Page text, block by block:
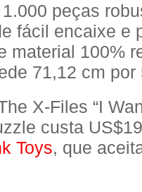
peças
fácil encaixe e
material 100%
71,12 cm por
X-Files “I
custa
Toys, que